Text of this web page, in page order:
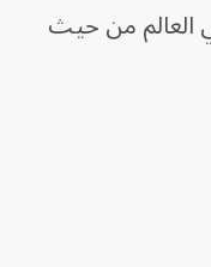
العالم من حيث